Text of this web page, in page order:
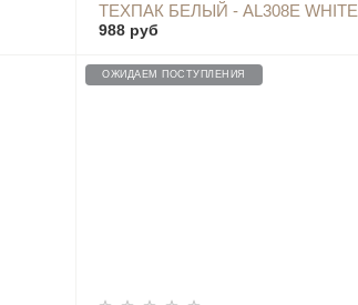
ТЕХПАК БЕЛЫЙ - AL308E WHITE
988 руб
ОЖИДАЕМ ПОСТУПЛЕНИЯ